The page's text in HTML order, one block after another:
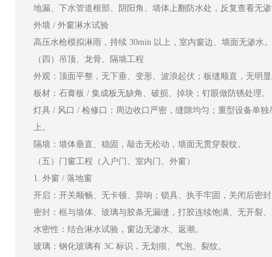
地漏、下水管道根部、阴阳角、墙体上翻防水处，反复查看无
外墙 / 外窗淋水试验
高压水枪模拟淋雨，持续 30min 以上，室内窗边、墙面无渗水。
（四）吊顶、龙骨、隔墙工程
外观：顶面平整，无下垂、变形、波浪起伏；板缝顺直，无明
板材：石膏板 / 集成板无缺角、破损、掉块；钉眼做防锈处理。
灯具 / 风口 / 检修口：周边收口严密，缝隙均匀；重型设备单
上。
隔墙：墙体垂直、稳固，敲击无松动，墙面无贯穿裂纹。
（五）门窗工程（入户门、室内门、外窗）
1. 外窗 / 落地窗
开启：开关顺畅、无卡顿、异响；锁具、执手牢固，关闭后密
密封：框与墙体、玻璃与胶条无漏缝，打胶连续饱满、无开裂
水密性：结合淋水试验，窗边无渗水、返潮。
玻璃：钢化玻璃有 3C 标识，无划痕、气泡、裂纹。